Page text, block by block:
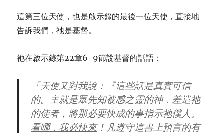
這第三位天使，也是啟示錄的最後一位天使，直接地
告訴我們，祂是基督。
祂在啟示錄第22章6-9節說基督的話語：
「天使又對我說：『這些話是真實可信
的。主就是眾先知被感之靈的神，差遣祂
的使者，將那必要快成的事指示祂僕人。
看哪，我必快來！凡遵守這書上預言的有